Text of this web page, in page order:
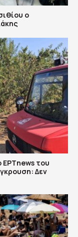
ο
ΕΡΤnews του
Δεν